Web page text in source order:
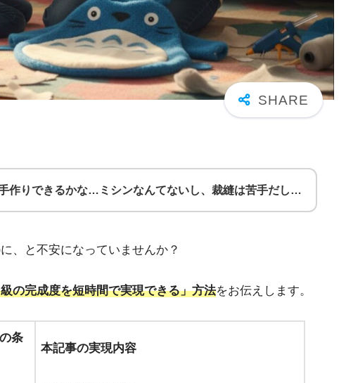
作りできるかな…ミシンなんてないし、裁縫は苦手だし…
、と不安になっていませんか？
の完成度を短時間で実現できる」方法をお伝えします。
条
本記事の実現内容